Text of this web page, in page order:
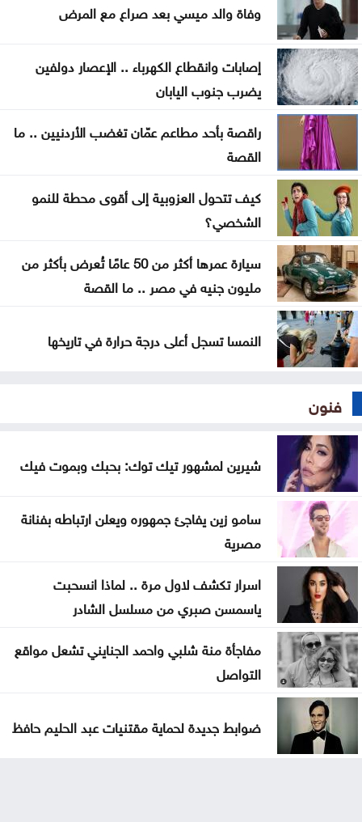
منذ بداية العام .. إغلاق 12 محطة محروقات وضبط
مخالفات بنزين
العودات: قانون هيئة الاعتماد يدمج هيئتين ولا ينشئ
هيئة جديدة
مؤتمر صحفي لإعلان نتائج وأوائل التوجيهي الخامسة
مساء الاثنين
وفاة والد ميسي بعد صراع مع المرض
إصابات وانقطاع الكهرباء .. الإعصار دولفين
يضرب جنوب اليابان
راقصة بأحد مطاعم عمّان تغضب الأردنيين .. ما
القصة
كيف تتحول العزوبية إلى أقوى محطة للنمو
الشخصي؟
سيارة عمرها أكثر من 50 عامًا تُعرض بأكثر من
مليون جنيه في مصر .. ما القصة
النمسا تسجل أعلى درجة حرارة في تاريخها
فنون
شيرين لمشهور تيك توك: بحبك وبموت فيك
سامو زين يفاجئ جمهوره ويعلن ارتباطه بفنانة
مصرية
اسرار تكشف لاول مرة .. لماذا انسحبت
ياسمسن صبري من مسلسل الشادر
مفاجأة منة شلبي واحمد الجنايني تشعل مواقع
التواصل
ضوابط جديدة لحماية مقتنيات عبد الحليم حافظ